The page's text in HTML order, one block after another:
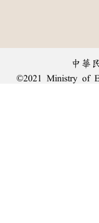
中華
©2021 Ministry of